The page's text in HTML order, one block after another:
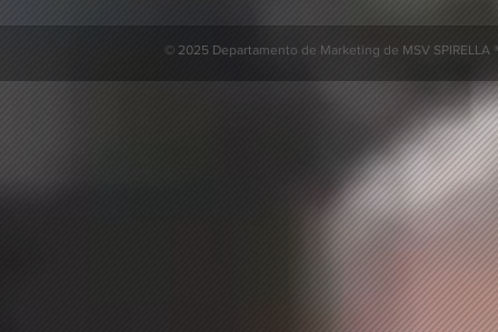
© 2025 Departamento de Marketing de MSV